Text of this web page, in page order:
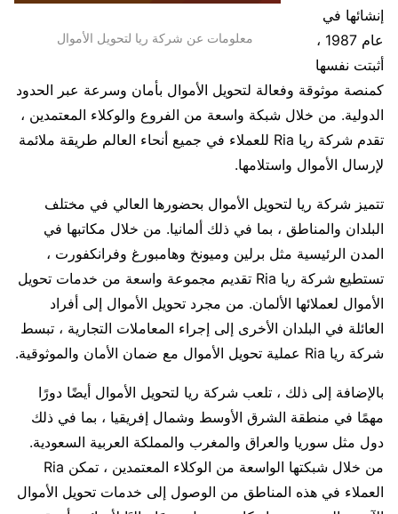
معلومات عن شركة ريا لتحويل الأموال
إنشائها في
عام 1987 ،
أثبتت نفسها
كمنصة موثوقة وفعالة لتحويل الأموال بأمان وسرعة عبر الحدود
الدولية. من خلال شبكة واسعة من الفروع والوكلاء المعتمدين ،
تقدم شركة ريا Ria للعملاء في جميع أنحاء العالم طريقة ملائمة
لإرسال الأموال واستلامها.
تتميز شركة ريا لتحويل الأموال بحضورها العالي في مختلف
البلدان والمناطق ، بما في ذلك ألمانيا. من خلال مكاتبها في
المدن الرئيسية مثل برلين وميونخ وهامبورغ وفرانكفورت ،
تستطيع شركة ريا Ria تقديم مجموعة واسعة من خدمات تحويل
الأموال لعملائها الألمان. من مجرد تحويل الأموال إلى أفراد
العائلة في البلدان الأخرى إلى إجراء المعاملات التجارية ، تبسط
شركة ريا Ria عملية تحويل الأموال مع ضمان الأمان والموثوقية.
بالإضافة إلى ذلك ، تلعب شركة ريا لتحويل الأموال أيضًا دورًا
مهمًا في منطقة الشرق الأوسط وشمال إفريقيا ، بما في ذلك
دول مثل سوريا والعراق والمغرب والمملكة العربية السعودية.
من خلال شبكتها الواسعة من الوكلاء المعتمدين ، تمكن Ria
العملاء في هذه المناطق من الوصول إلى خدمات تحويل الأموال